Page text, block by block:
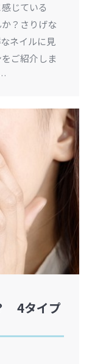
じている
？さりげな
ネイルに見
ご紹介しま
4タイプ